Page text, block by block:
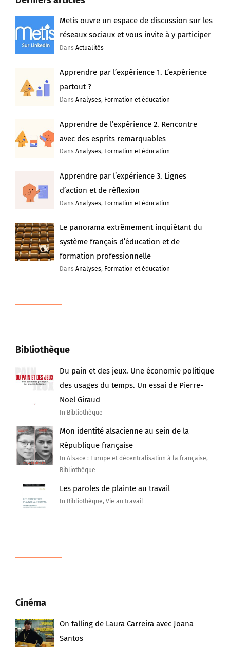
Metis ouvre un espace de discussion sur les
réseaux sociaux et vous invite à y participer
DansActualités
Apprendre par l’expérience 1. L’expérience
partout ?
DansAnalyses, Formation et éducation
Apprendre de l’expérience 2. Rencontre
avec des esprits remarquables
DansAnalyses, Formation et éducation
Apprendre par l’expérience 3. Lignes
d’action et de réflexion
DansAnalyses, Formation et éducation
Le panorama extrêmement inquiétant du
système français d’éducation et de
formation professionnelle
DansAnalyses, Formation et éducation
Bibliothèque
Du pain et des jeux. Une économie politique
des usages du temps. Un essai de Pierre-
Noël Giraud
In Bibliothèque
Mon identité alsacienne au sein de la
République française
In Alsace : Europe et décentralisation à la française,
Bibliothèque
Les paroles de plainte au travail
In Bibliothèque, Vie au travail
Cinéma
On falling de Laura Carreira avec Joana
Santos